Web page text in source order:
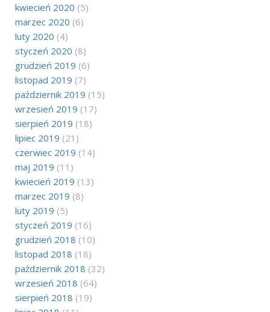
kwiecień 2020 (5)
marzec 2020 (6)
luty 2020 (4)
styczeń 2020 (8)
grudzień 2019 (6)
listopad 2019 (7)
październik 2019 (15)
wrzesień 2019 (17)
sierpień 2019 (18)
lipiec 2019 (21)
czerwiec 2019 (14)
maj 2019 (11)
kwiecień 2019 (13)
marzec 2019 (8)
luty 2019 (5)
styczeń 2019 (16)
grudzień 2018 (10)
listopad 2018 (18)
październik 2018 (32)
wrzesień 2018 (64)
sierpień 2018 (19)